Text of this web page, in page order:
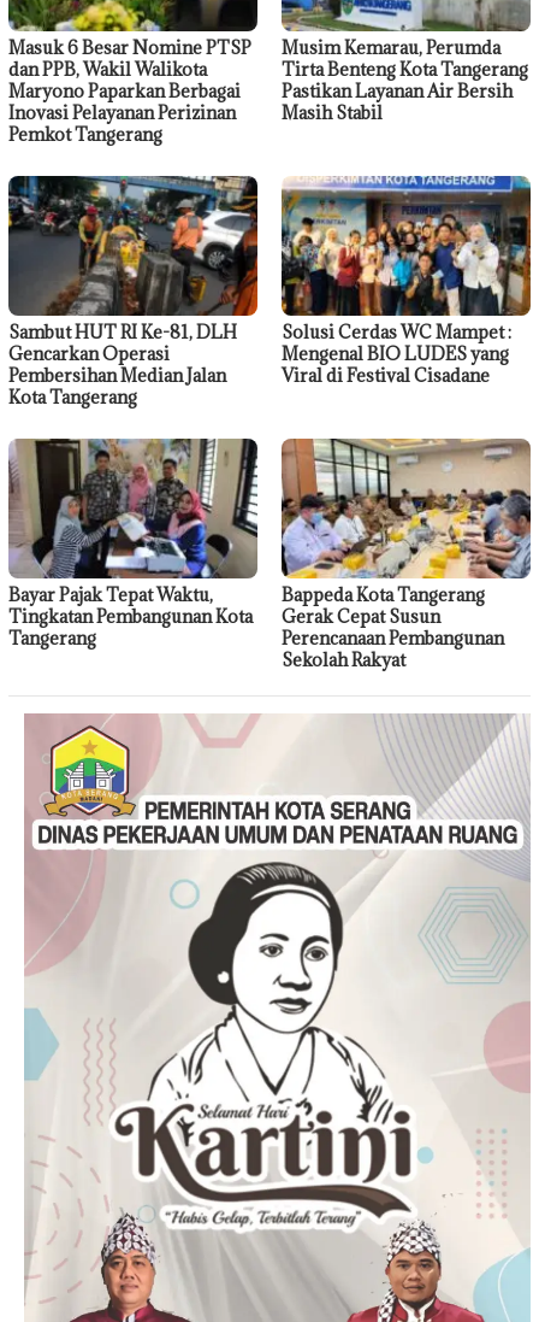
Masuk 6 Besar Nomine PTSP
dan PPB, Wakil Walikota
Maryono Paparkan Berbagai
Inovasi Pelayanan Perizinan
Pemkot Tangerang
Musim Kemarau, Perumda
Tirta Benteng Kota Tangerang
Pastikan Layanan Air Bersih
Masih Stabil
Sambut HUT RI Ke-81, DLH
Gencarkan Operasi
Pembersihan Median Jalan
Kota Tangerang
Solusi Cerdas WC Mampet :
Mengenal BIO LUDES yang
Viral di Festival Cisadane
Bayar Pajak Tepat Waktu,
Tingkatan Pembangunan Kota
Tangerang
Bappeda Kota Tangerang
Gerak Cepat Susun
Perencanaan Pembangunan
Sekolah Rakyat